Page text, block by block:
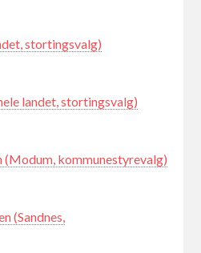
stortingsvalg)
landet, stortingsvalg)
(Modum, kommunestyrevalg)
(Sandnes,